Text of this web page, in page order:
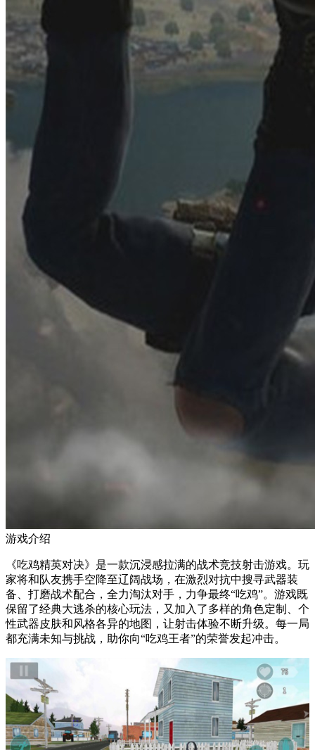
游戏介绍
《吃鸡精英对决》是一款沉浸感拉满的战术竞技射击游戏。玩
家将和队友携手空降至辽阔战场，在激烈对抗中搜寻武器装
备、打磨战术配合，全力淘汰对手，力争最终“吃鸡”。游戏既
保留了经典大逃杀的核心玩法，又加入了多样的角色定制、个
性武器皮肤和风格各异的地图，让射击体验不断升级。每一局
都充满未知与挑战，助你向“吃鸡王者”的荣誉发起冲击。